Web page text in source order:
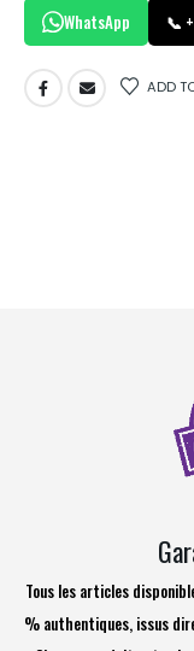
WhatsApp 📞
ADD
Tous les articles
% authentiques, issus